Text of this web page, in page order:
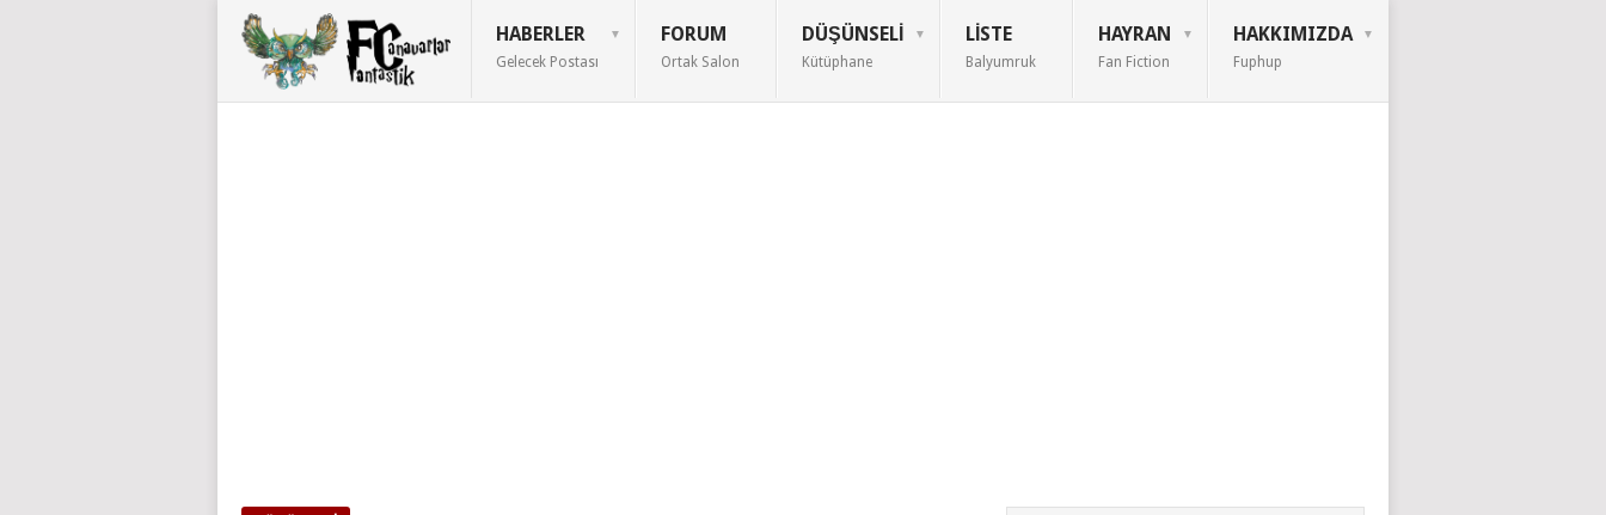
HABERLER
Gelecek Postası
FORUM
Ortak Salon
DÜŞÜNSELI
Kütüphane
LISTE
Balyumruk
HAYRAN
Fan Fiction
HAKKIMIZDA
Fuphup